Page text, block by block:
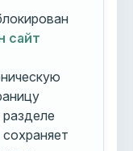
сайт
сохраняет